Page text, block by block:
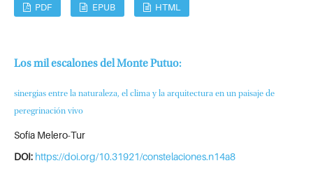
PDF EPUB HTML
Los mil escalones del Monte Putuo:
sinergias entre la naturaleza, el clima y la arquitectura en un paisaje de
peregrinación vivo
Sofía Melero-Tur
DOI: https://doi.org/10.31921/constelaciones.n14a8